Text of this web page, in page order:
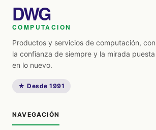
DWG
COMPUTACION
Productos y servicios de computación, con
la confianza de siempre y la mirada puesta
en lo nuevo.
★ Desde 1991
NAVEGACIÓN